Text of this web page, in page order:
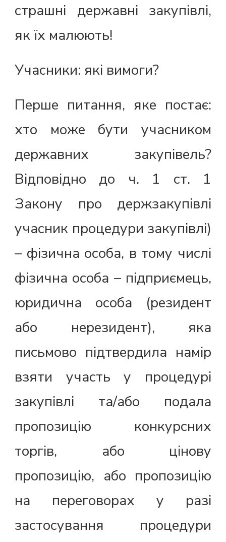
страшні державні закупівлі,
як їх малюють!
Учасники: які вимоги?
Перше питання, яке постає:
хто може бути учасником
державних закупівель?
Відповідно до ч. 1 ст. 1
Закону про держзакупівлі
учасник процедури закупівлі)
– фізична особа, в тому числі
фізична особа – підприємець,
юридична особа (резидент
або нерезидент), яка
письмово підтвердила намір
взяти участь у процедурі
закупівлі та/або подала
пропозицію конкурсних
торгів, або цінову
пропозицію, або пропозицію
на переговорах у разі
застосування процедури